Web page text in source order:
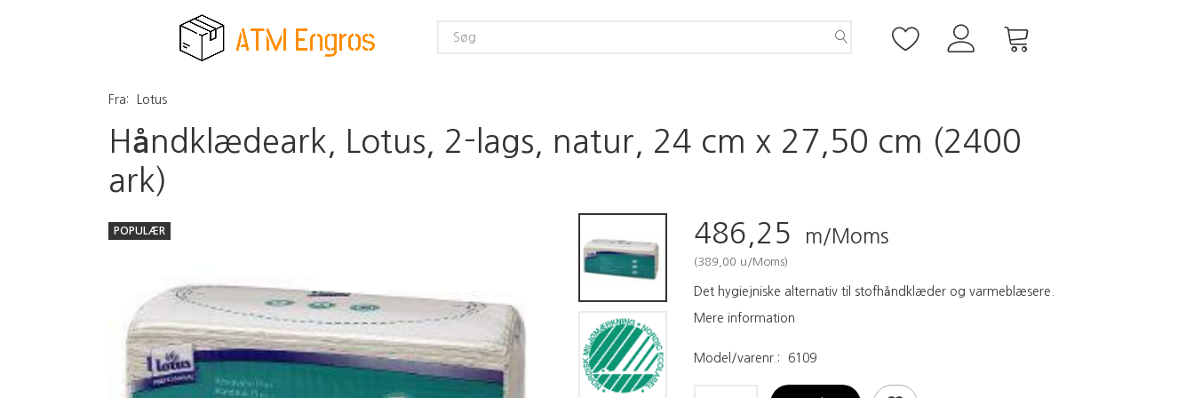
Fra: Lotus
Håndklædeark, Lotus, 2-lags, natur, 24 cm x 27,50 cm (2400
ark)
POPULÆR 486,25 m/Moms
(389,00 u/Moms)
Det hygiejniske alternativ til stofhåndklæder og varmeblæsere.
Mere information
Model/varenr.: 6109